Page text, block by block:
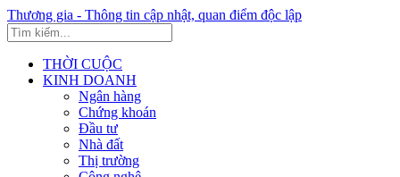
Thương gia - Thông tin cập nhật, quan điểm độc lập
THỜI CUỘC
KINH DOANH
Ngân hàng
Chứng khoán
Đầu tư
Nhà đất
Thị trường